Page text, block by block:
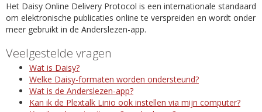
Het Daisy Online Delivery Protocol is een internationale standaard
om elektronische publicaties online te verspreiden en wordt onder
meer gebruikt in de Anderslezen-app.
Veelgestelde vragen
Wat is Daisy?
Welke Daisy-formaten worden ondersteund?
Wat is de Anderslezen-app?
Kan ik de Plextalk Linio ook instellen via mijn computer?